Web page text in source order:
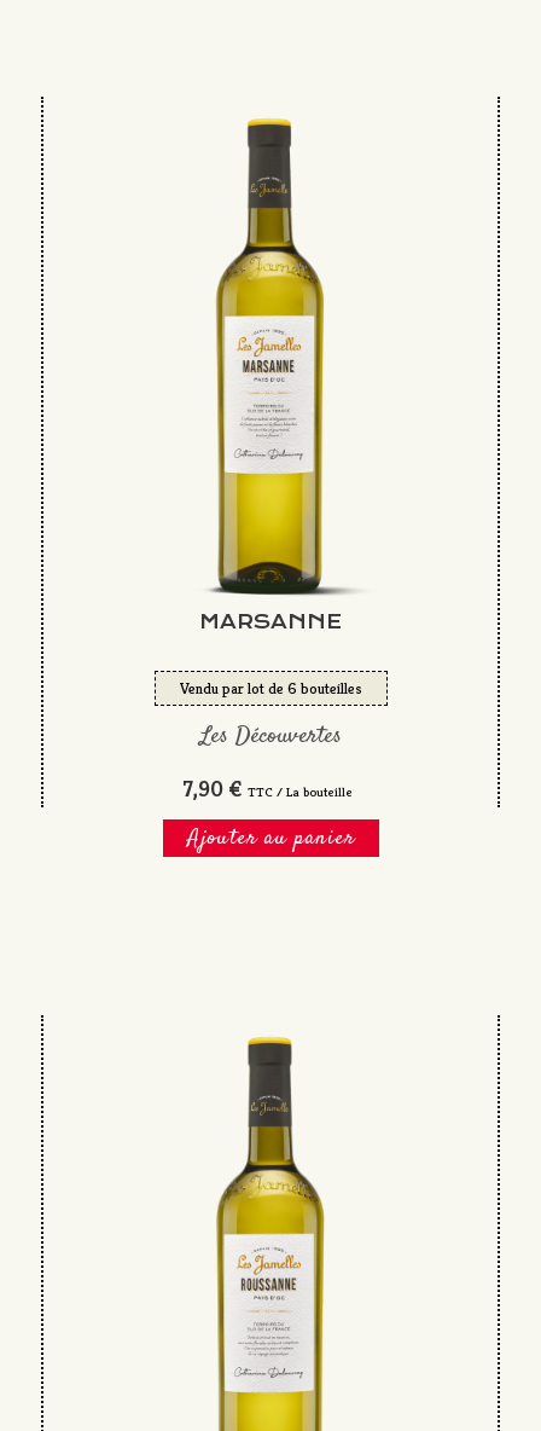
MARSANNE
Vendu par lot de 6 bouteilles
Les Découvertes
7,90 € TTC / La bouteille
Ajouter au panier